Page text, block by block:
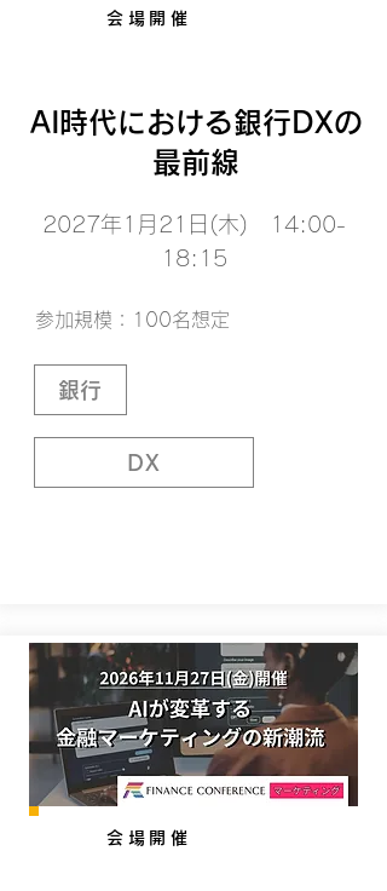
会場開催
AI時代における銀行DXの
最前線
2027年1月21日(木) 14:00-
18:15
参加規模：100名想定
銀行
DX
会場開催